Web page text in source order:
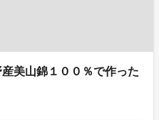
美山錦１００％で作った